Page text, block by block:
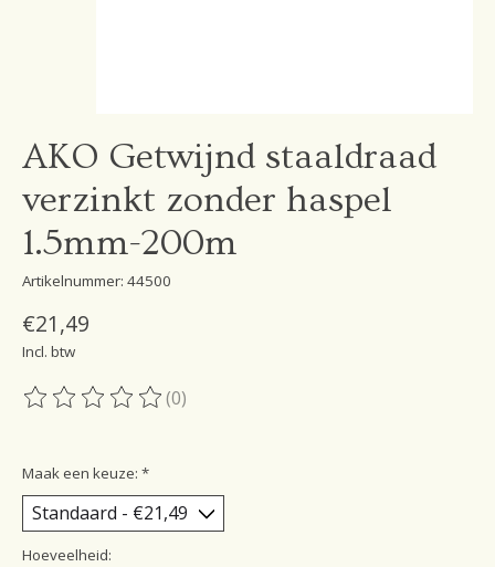
AKO Getwijnd staaldraad
verzinkt zonder haspel
1.5mm-200m
Artikelnummer: 44500
€21,49
Incl. btw
De beoordeling van dit product is
(0)
Maak een keuze: *
Hoeveelheid: